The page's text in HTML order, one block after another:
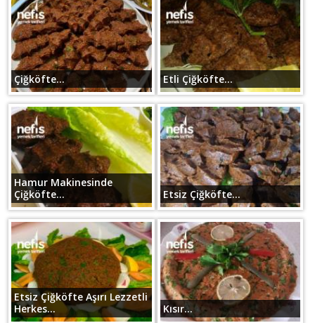
Çiğköfte... Etli Çiğköfte...
Hamur Makinesinde
Çiğköfte...
Etsiz Çiğköfte...
Etsiz Çiğköfte Aşırı Lezzetli
Herkes...
Kısır...